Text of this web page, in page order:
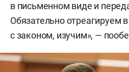
в письменном виде и
Обязательно отреагируем
с законом, изучим», —